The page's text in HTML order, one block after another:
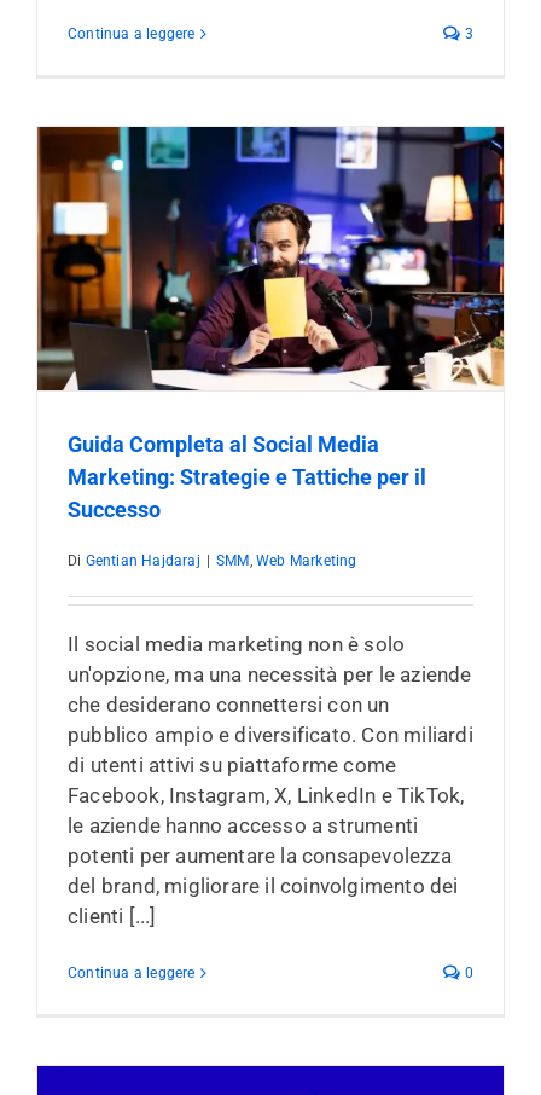
Continua a leggere 3
Guida Completa al Social Media
Marketing: Strategie e Tattiche per il
Successo
Di Gentian Hajdaraj | SMM ,Web Marketing
Il social media marketing non è solo
un'opzione, ma una necessità per le aziende
che desiderano connettersi con un
pubblico ampio e diversificato. Con miliardi
di utenti attivi su piattaforme come
Facebook, Instagram, X, LinkedIn e TikTok,
le aziende hanno accesso a strumenti
potenti per aumentare la consapevolezza
del brand, migliorare il coinvolgimento dei
clienti [...]
Continua a leggere 0